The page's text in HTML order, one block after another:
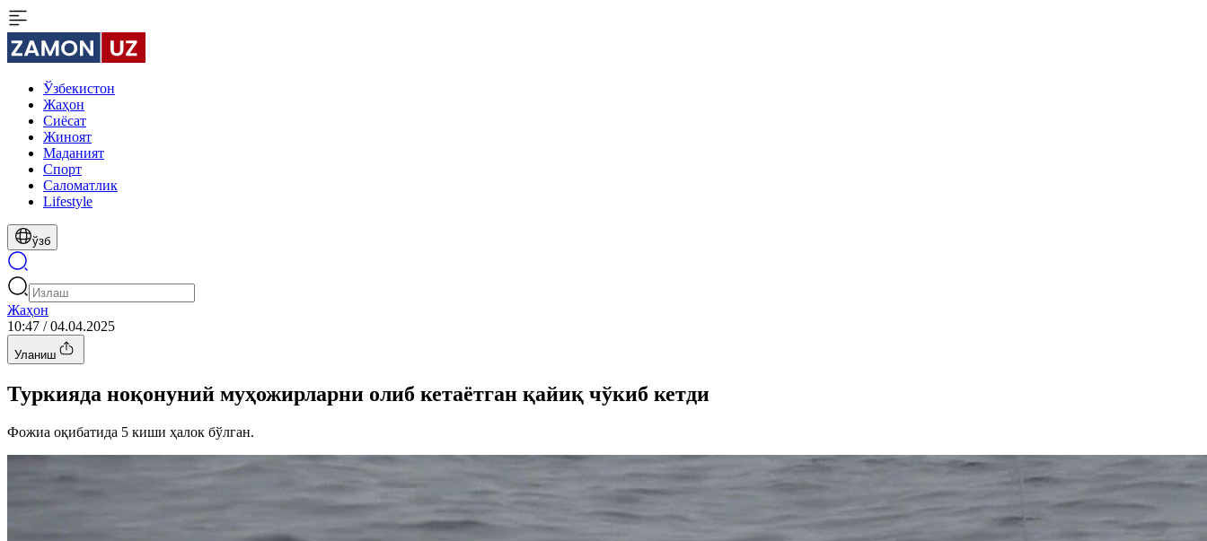
Ўзбекистон
Жаҳон
Сиёсат
Жиноят
Маданият
Спорт
Cаломатлик
Lifestyle
ўзб
Жаҳон
10:47 / 04.04.2025
Уланиш
Туркияда ноқонуний муҳожирларни олиб кетаётган қайиқ чўкиб кетди
Фожиа оқибатида 5 киши ҳалок бўлган.